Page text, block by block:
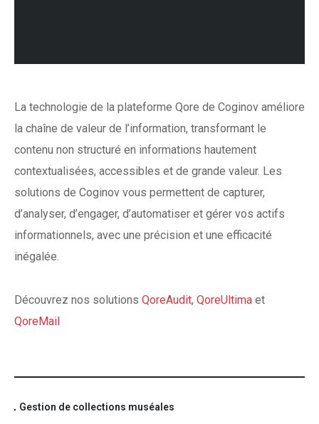
La technologie de la plateforme Qore de Coginov améliore
la chaîne de valeur de l’information, transformant le
contenu non structuré en informations hautement
contextualisées, accessibles et de grande valeur. Les
solutions de Coginov vous permettent de capturer,
d’analyser, d’engager, d’automatiser et gérer vos actifs
informationnels, avec une précision et une efficacité
inégalée.
Découvrez nos solutions QoreAudit, QoreUltima et
QoreMail
Gestion de collections muséales